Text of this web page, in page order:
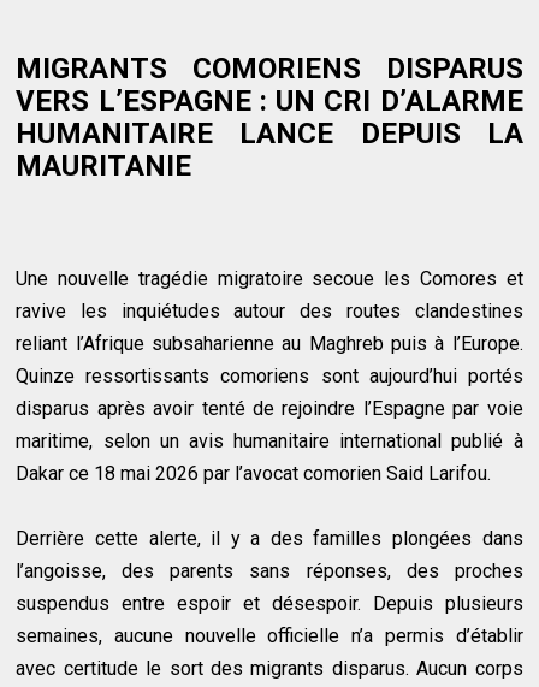
MIGRANTS COMORIENS DISPARUS
VERS L’ESPAGNE : UN CRI D’ALARME
HUMANITAIRE LANCE DEPUIS LA
MAURITANIE
Une nouvelle tragédie migratoire secoue les Comores et
ravive les inquiétudes autour des routes clandestines
reliant l’Afrique subsaharienne au Maghreb puis à l’Europe.
Quinze ressortissants comoriens sont aujourd’hui portés
disparus après avoir tenté de rejoindre l’Espagne par voie
maritime, selon un avis humanitaire international publié à
Dakar ce 18 mai 2026 par l’avocat comorien Said Larifou.
Derrière cette alerte, il y a des familles plongées dans
l’angoisse, des parents sans réponses, des proches
suspendus entre espoir et désespoir. Depuis plusieurs
semaines, aucune nouvelle officielle n’a permis d’établir
avec certitude le sort des migrants disparus. Aucun corps